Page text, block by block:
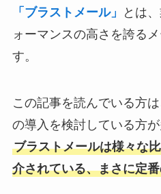
「ブラストメール」
とは
ォーマンスの高さを誇る
す。
この記事を読んでいる方
の導入を検討している方が
ブラストメールは様々な
介されている、まさに定